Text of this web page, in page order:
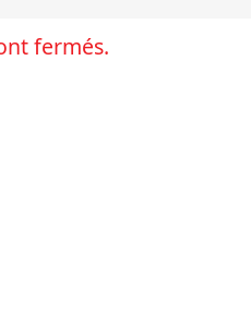
fermés.